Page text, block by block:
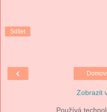
Sdílet
‹
Zobrazit
Používá